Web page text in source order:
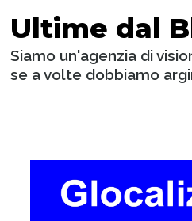
Ultime dal
Siamo un'agenzia di
se a volte dobbiamo